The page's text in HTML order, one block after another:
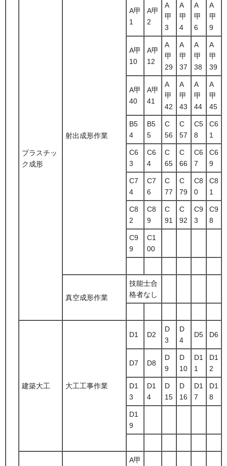
プラスチッ
ク成形
射出成形作業
A甲
1
A甲
2
A
甲
3
A
甲
4
A
甲
6
A
甲
9
A甲
10
A甲
12
A
甲
29
A
甲
37
A
甲
38
A
甲
39
A甲
40
A甲
41
A
甲
42
A
甲
43
A
甲
44
A
甲
45
B5
4
B5
5
C
56
C
57
C5
8
C6
1
C6
3
C6
4
C
65
C
66
C6
7
C6
9
C7
4
C7
6
C
77
C
79
C8
0
C8
1
C8
2
C8
9
C
91
C
92
C9
3
C9
8
C9
9
C1
00
真空成形作業
技能士合
格者なし
建築大工 大工工事作業
D1 D2
D
3
D
4
D5 D6
D7 D8
D
9
D
10
D1
1
D1
2
D1
3
D1
4
D
15
D
16
D1
7
D1
8
D1
9
A甲